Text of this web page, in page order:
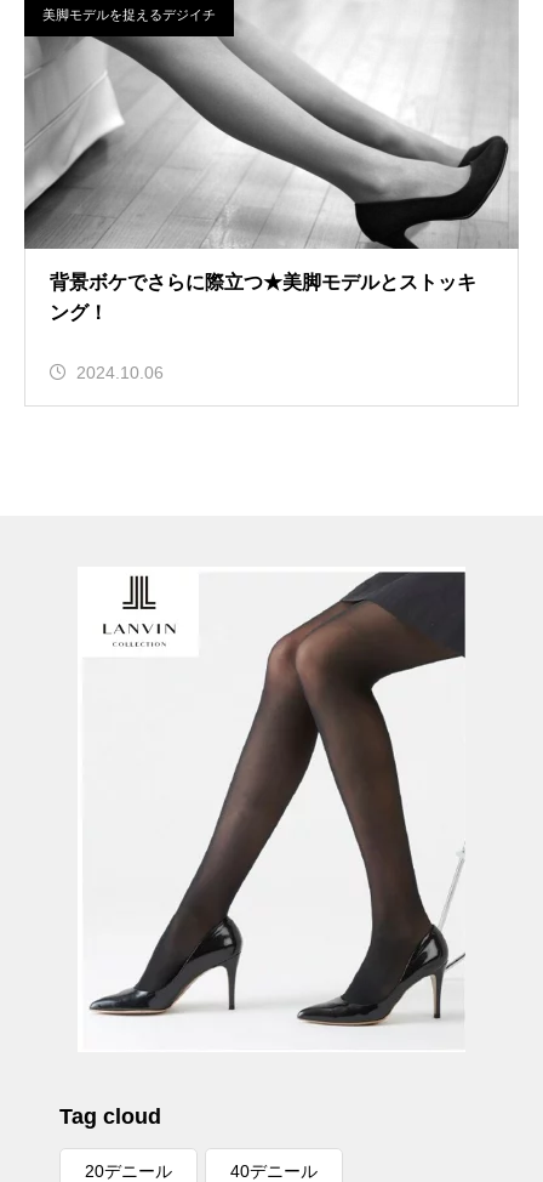
美脚モデルを捉えるデジイチ
背景ボケでさらに際立つ★美脚モデルとストッキ
ング！
2024.10.06
Tag cloud
20デニール 40デニール